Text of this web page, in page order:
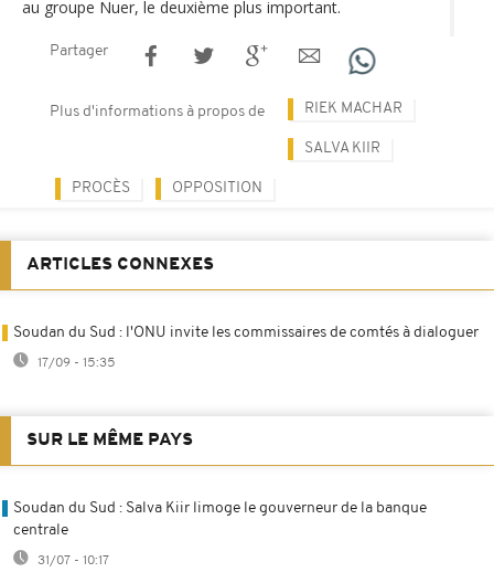
au groupe Nuer, le deuxième plus important.
Partager
Plus d'informations à propos de RIEK MACHAR
SALVA KIIR
PROCÈS OPPOSITION
ARTICLES CONNEXES
Soudan du Sud : l'ONU invite les commissaires de comtés à dialoguer
17/09 - 15:35
SUR LE MÊME PAYS
Soudan du Sud : Salva Kiir limoge le gouverneur de la banque
centrale
31/07 - 10:17